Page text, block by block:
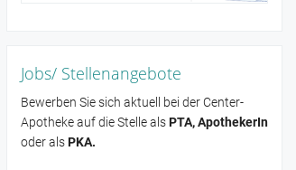
Jobs/ Stellenangebote
Bewerben Sie sich aktuell bei der Center-
Apotheke auf die Stelle alsPTA, ApothekerIn
oder alsPKA.